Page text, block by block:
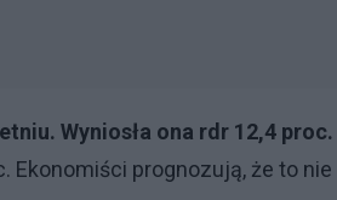
Wyniosła ona rdr 12,4 proc.
Ekonomiści prognozują, że to